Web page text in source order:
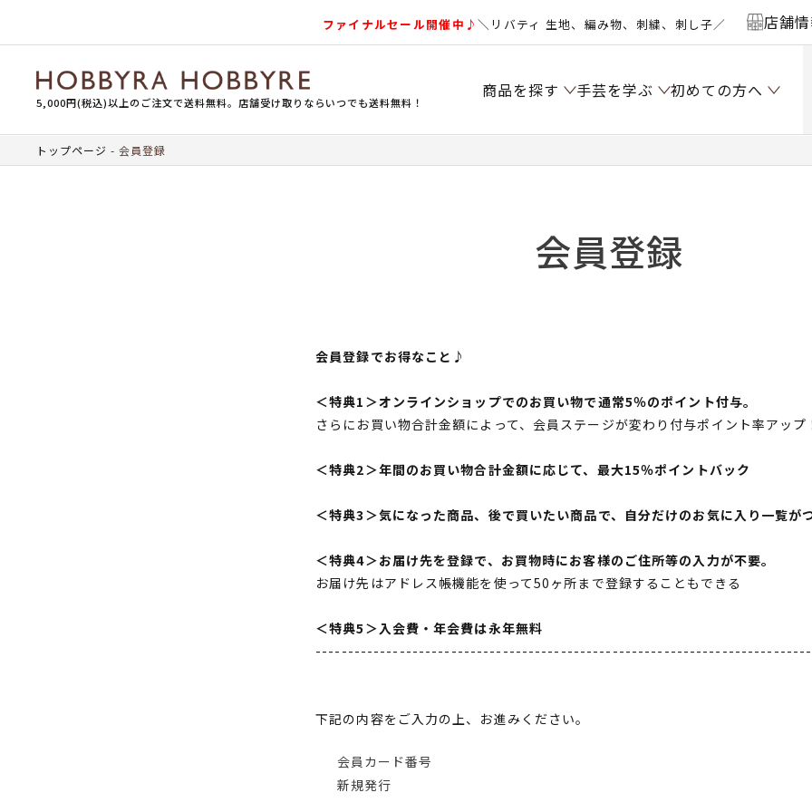
ファイナルセール開催中♪＼リバティ 生地、編み物、刺繍、刺し子／ 店舗
5,000円(税込)以上のご注文で送料無料。店舗受け取りならいつでも送料無料！
商品を探す 手芸を学ぶ 初めての方へ
トップページ 会員登録
会員登録
会員登録でお得なこと♪
＜特典1＞オンラインショップでのお買い物で通常5％のポイント付与。
さらにお買い物合計金額によって、会員ステージが変わり付与ポイント率アップ
＜特典2＞年間のお買い物合計金額に応じて、最大15％ポイントバック
＜特典3＞気になった商品、後で買いたい商品で、自分だけのお気に入り一覧が
＜特典4＞お届け先を登録で、お買物時にお客様のご住所等の入力が不要。
お届け先はアドレス帳機能を使って50ヶ所まで登録することもできる
＜特典5＞入会費・年会費は永年無料
下記の内容をご入力の上、お進みください。
会員カード番号
新規発行